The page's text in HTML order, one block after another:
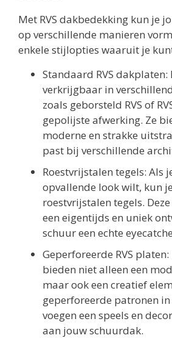
Met RVS dakbedekking kun je
op verschillende manieren
enkele stijlopties waaruit je
Standaard RVS dakplaten:
verkrijgbaar in
zoals geborsteld RVS of
gepolijste afwerking. Ze
moderne en strakke
past bij verschillende
Roestvrijstalen tegels: Als
opvallende look wilt, kun
roestvrijstalen tegels.
een eigentijds en uniek
schuur een echte
Geperforeerde RVS
bieden niet alleen een
maar ook een creatief
geperforeerde patronen
voegen een speels en
aan jouw schuurdak.